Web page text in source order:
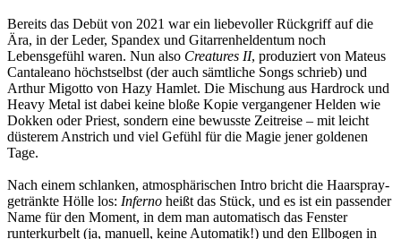
Bereits das Debüt von 2021 war ein liebevoller Rückgriff auf die
Ära, in der Leder, Spandex und Gitarrenheldentum noch
Lebensgefühl waren. Nun also Creatures II, produziert von Mateus
Cantaleano höchstselbst (der auch sämtliche Songs schrieb) und
Arthur Migotto von Hazy Hamlet. Die Mischung aus Hardrock und
Heavy Metal ist dabei keine bloße Kopie vergangener Helden wie
Dokken oder Priest, sondern eine bewusste Zeitreise – mit leicht
düsterem Anstrich und viel Gefühl für die Magie jener goldenen
Tage.
Nach einem schlanken, atmosphärischen Intro bricht die Haarspray-
getränkte Hölle los: Inferno heißt das Stück, und es ist ein passender
Name für den Moment, in dem man automatisch das Fenster
runterkurbelt (ja, manuell, keine Automatik!) und den Ellbogen in